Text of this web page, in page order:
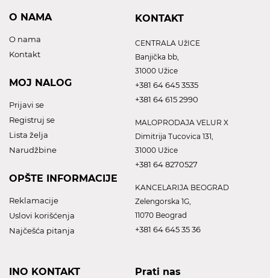
O NAMA
O nama
Kontakt
MOJ NALOG
Prijavi se
Registruj se
Lista želja
Narudžbine
OPŠTE INFORMACIJE
Reklamacije
Uslovi korišćenja
Najčešća pitanja
KONTAKT
CENTRALA UžICE
Banjička bb,
31000 Užice
+381 64 645 3535
+381 64 615 2990
MALOPRODAJA VELUR X
Dimitrija Tucovica 131,
31000 Užice
+381 64 8270527
KANCELARIJA BEOGRAD
Zelengorska 1G,
11070 Beograd
+381 64 645 35 36
INO KONTAKT Prati nas